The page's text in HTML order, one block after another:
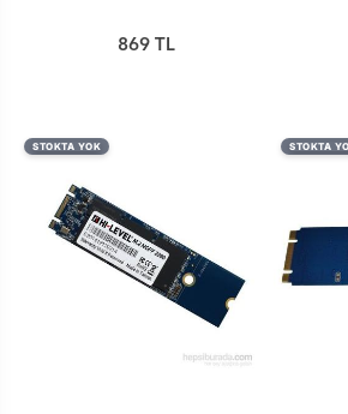
869 TL
STOKTA YOK STOKTA